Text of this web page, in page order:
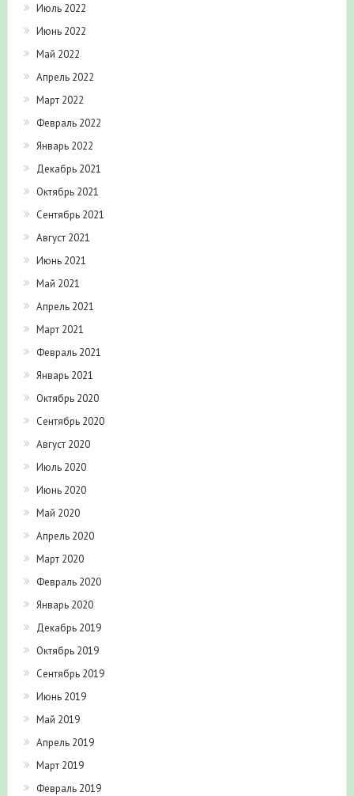
Июль 2022
Июнь 2022
Май 2022
Апрель 2022
Март 2022
Февраль 2022
Январь 2022
Декабрь 2021
Октябрь 2021
Сентябрь 2021
Август 2021
Июнь 2021
Май 2021
Апрель 2021
Март 2021
Февраль 2021
Январь 2021
Октябрь 2020
Сентябрь 2020
Август 2020
Июль 2020
Июнь 2020
Май 2020
Апрель 2020
Март 2020
Февраль 2020
Январь 2020
Декабрь 2019
Октябрь 2019
Сентябрь 2019
Июнь 2019
Май 2019
Апрель 2019
Март 2019
Февраль 2019